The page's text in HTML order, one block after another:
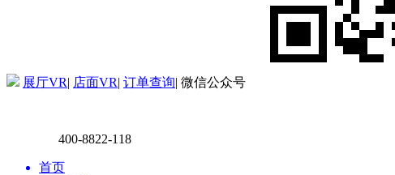
展厅VR| 店面VR| 订单查询| 微信公众号
400-8822-118
首页